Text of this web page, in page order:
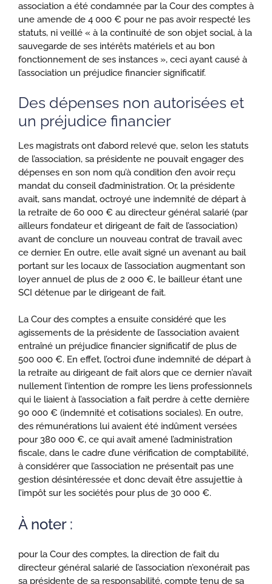
association a été condamnée par la Cour des comptes à
une amende de 4 000 € pour ne pas avoir respecté les
statuts, ni veillé « à la continuité de son objet social, à la
sauvegarde de ses intérêts matériels et au bon
fonctionnement de ses instances », ceci ayant causé à
l’association un préjudice financier significatif.
Des dépenses non autorisées et
un préjudice financier
Les magistrats ont d’abord relevé que, selon les statuts
de l’association, sa présidente ne pouvait engager des
dépenses en son nom qu’à condition d’en avoir reçu
mandat du conseil d’administration. Or, la présidente
avait, sans mandat, octroyé une indemnité de départ à
la retraite de 60 000 € au directeur général salarié (par
ailleurs fondateur et dirigeant de fait de l’association)
avant de conclure un nouveau contrat de travail avec
ce dernier. En outre, elle avait signé un avenant au bail
portant sur les locaux de l’association augmentant son
loyer annuel de plus de 2 000 €, le bailleur étant une
SCI détenue par le dirigeant de fait.
La Cour des comptes a ensuite considéré que les
agissements de la présidente de l’association avaient
entraîné un préjudice financier significatif de plus de
500 000 €. En effet, l’octroi d’une indemnité de départ à
la retraite au dirigeant de fait alors que ce dernier n’avait
nullement l’intention de rompre les liens professionnels
qui le liaient à l’association a fait perdre à cette dernière
90 000 € (indemnité et cotisations sociales). En outre,
des rémunérations lui avaient été indûment versées
pour 380 000 €, ce qui avait amené l’administration
fiscale, dans le cadre d’une vérification de comptabilité,
à considérer que l’association ne présentait pas une
gestion désintéressée et donc devait être assujettie à
l’impôt sur les sociétés pour plus de 30 000 €.
À noter :
pour la Cour des comptes, la direction de fait du
directeur général salarié de l’association n’exonérait pas
sa présidente de sa responsabilité, compte tenu de sa